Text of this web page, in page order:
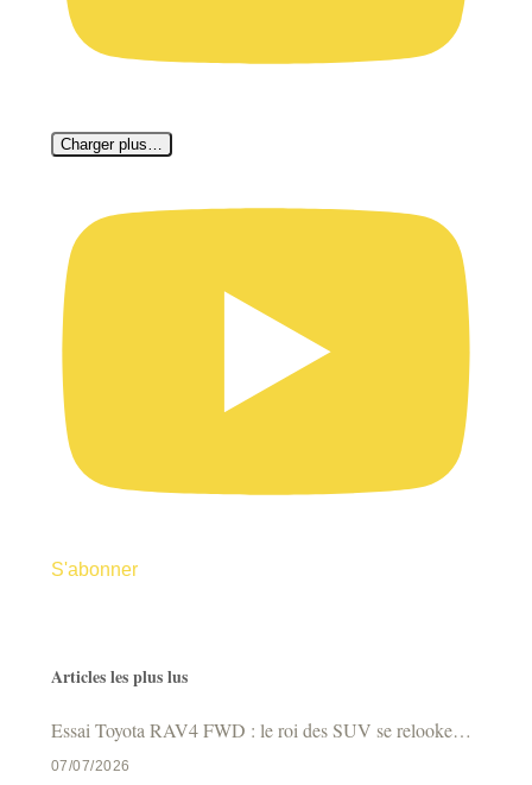
Charger plus…
S'abonner
Articles les plus lus
Essai Toyota RAV4 FWD : le roi des SUV se relooke…
07/07/2026